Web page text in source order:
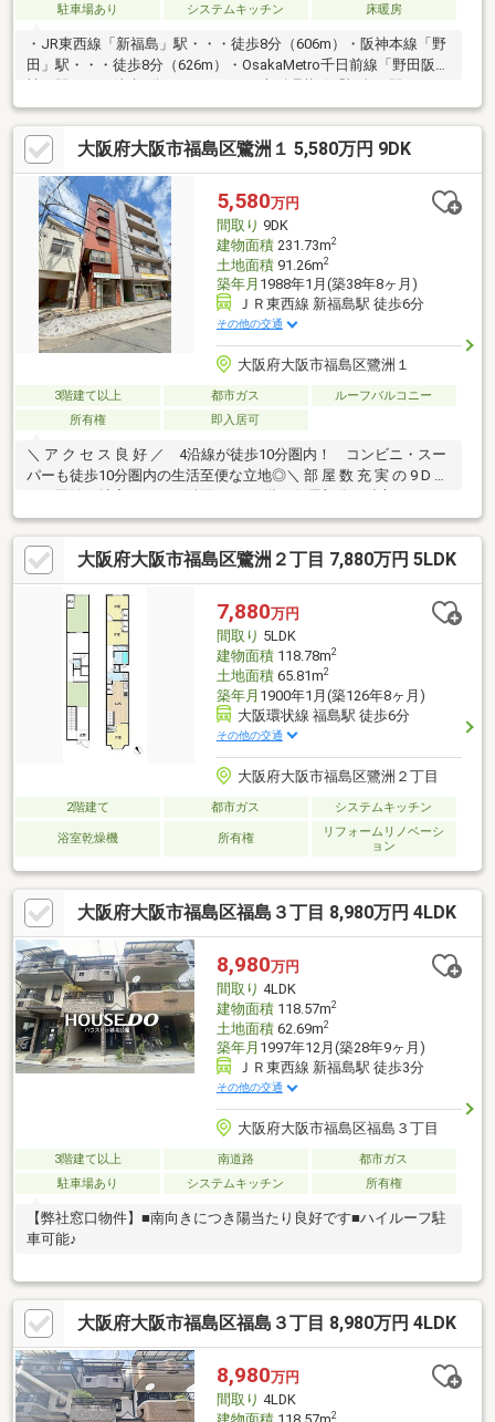
駐車場あり
システムキッチン 床暖房
・JR東西線「新福島」駅・・・徒歩8分（606m）・阪神本線「野
田」駅・・・徒歩8分（626m）・OsakaMetro千日前線「野田阪
徒歩9分（694m）関西スーパー福島店まで約55m鷺洲中公園まで
約65m
大阪府大阪市福島区鷺洲１ 5,580万円 9DK
5,580万円
間取り 9DK
建物面積231.73m2
土地面積91.26m2
築年月 1988年1月(築38年8ヶ月)
ＪＲ東西線 新福島駅 徒歩6分
その他の交通
大阪府大阪市福島区鷺洲１
3階建て以上 都市ガス
ルーフバルコニー
所有権
即入居可
＼ ア ク セ ス 良 好 ／ 4沿線が徒歩10分圏内！ コンビニ・スー
パーも徒歩10分圏内の生活至便な立地◎＼ 部 屋 数 充 実 の 9 D K
トとしても◎＼ 開 放 感 の あ る 立 地 ／ 南東側道路幅員 13.5
ｍ！ 視認性を活かし店舗や事務所利用に◎ 4 W A Y A C C E S S ■
ＪＲ東西線「新福島」駅………………徒歩6分■ 大阪メトロ千日前線
「野田阪神」駅…徒歩7分■ 阪神本線「野田」駅……………………徒歩7
分■ ＪＲ大阪環状線「福島」駅……………徒歩10分
大阪府大阪市福島区鷺洲２丁目 7,880万円 5LDK
7,880万円
間取り 5LDK
建物面積118.78m2
土地面積65.81m2
築年月 1900年1月(築126年8ヶ月)
大阪環状線 福島駅 徒歩6分
その他の交通
大阪府大阪市福島区鷺洲２丁目
2階建て 都市ガス システムキッチン
浴室乾燥機 所有権
リフォームリノベーシ
ョン
大阪府大阪市福島区福島３丁目 8,980万円 4LDK
8,980万円
間取り 4LDK
建物面積118.57m2
土地面積62.69m2
築年月 1997年12月(築28年9ヶ月)
ＪＲ東西線 新福島駅 徒歩3分
その他の交通
大阪府大阪市福島区福島３丁目
3階建て以上 南道路
都市ガス
駐車場あり
システムキッチン 所有権
【弊社窓口物件】■南向きにつき陽当たり良好です■ハイルーフ駐
車可能♪
大阪府大阪市福島区福島３丁目 8,980万円 4LDK
8,980万円
間取り 4LDK
2